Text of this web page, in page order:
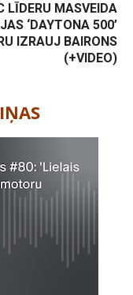
LĪDERU MASVEIDA
‘DAYTONA 500’
IZRAUJ BAIRONS
(+VIDEO)